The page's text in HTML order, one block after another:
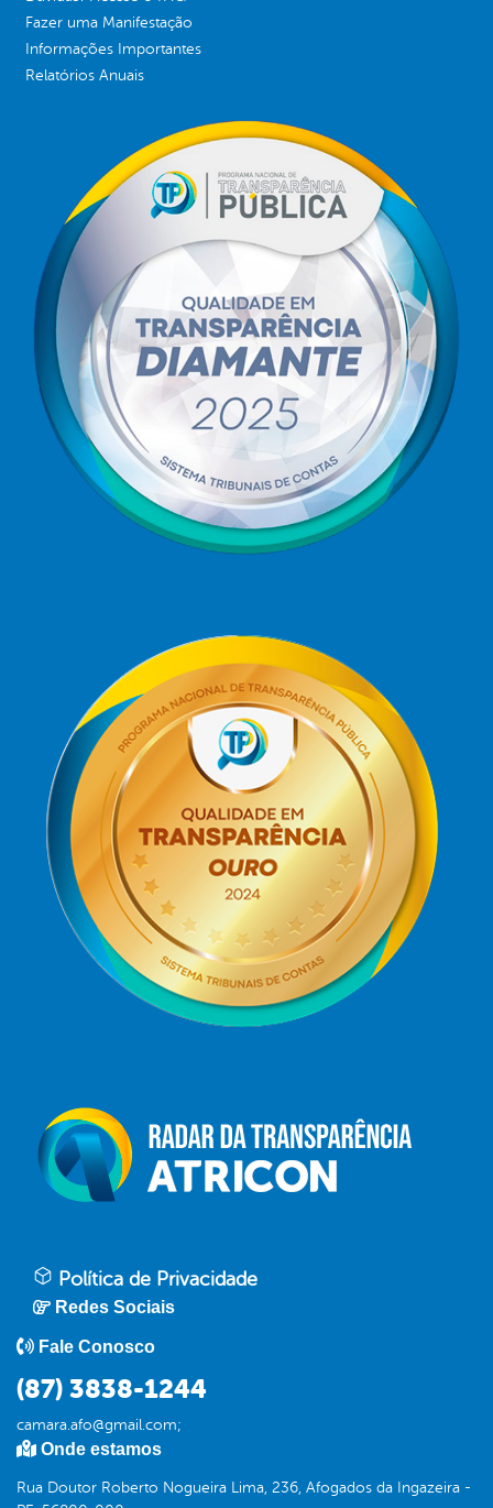
Fazer uma Manifestação
Informações Importantes
Relatórios Anuais
Política de Privacidade
Redes Sociais
Fale Conosco
(87) 3838-1244
camara.afo@gmail.com;
Onde estamos
Rua Doutor Roberto Nogueira Lima, 236, Afogados da Ingazeira -